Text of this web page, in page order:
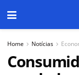
Home Notícias